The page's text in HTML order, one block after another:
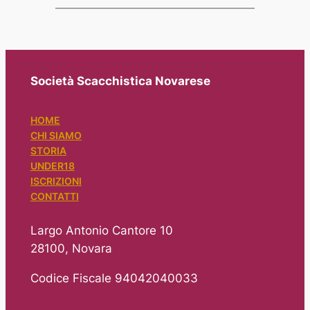
Società Scacchistica Novarese
HOME
CHI SIAMO
STORIA
UNDER18
ISCRIZIONI
CONTATTI
Largo Antonio Cantore 10
28100, Novara
Codice Fiscale 94042040033